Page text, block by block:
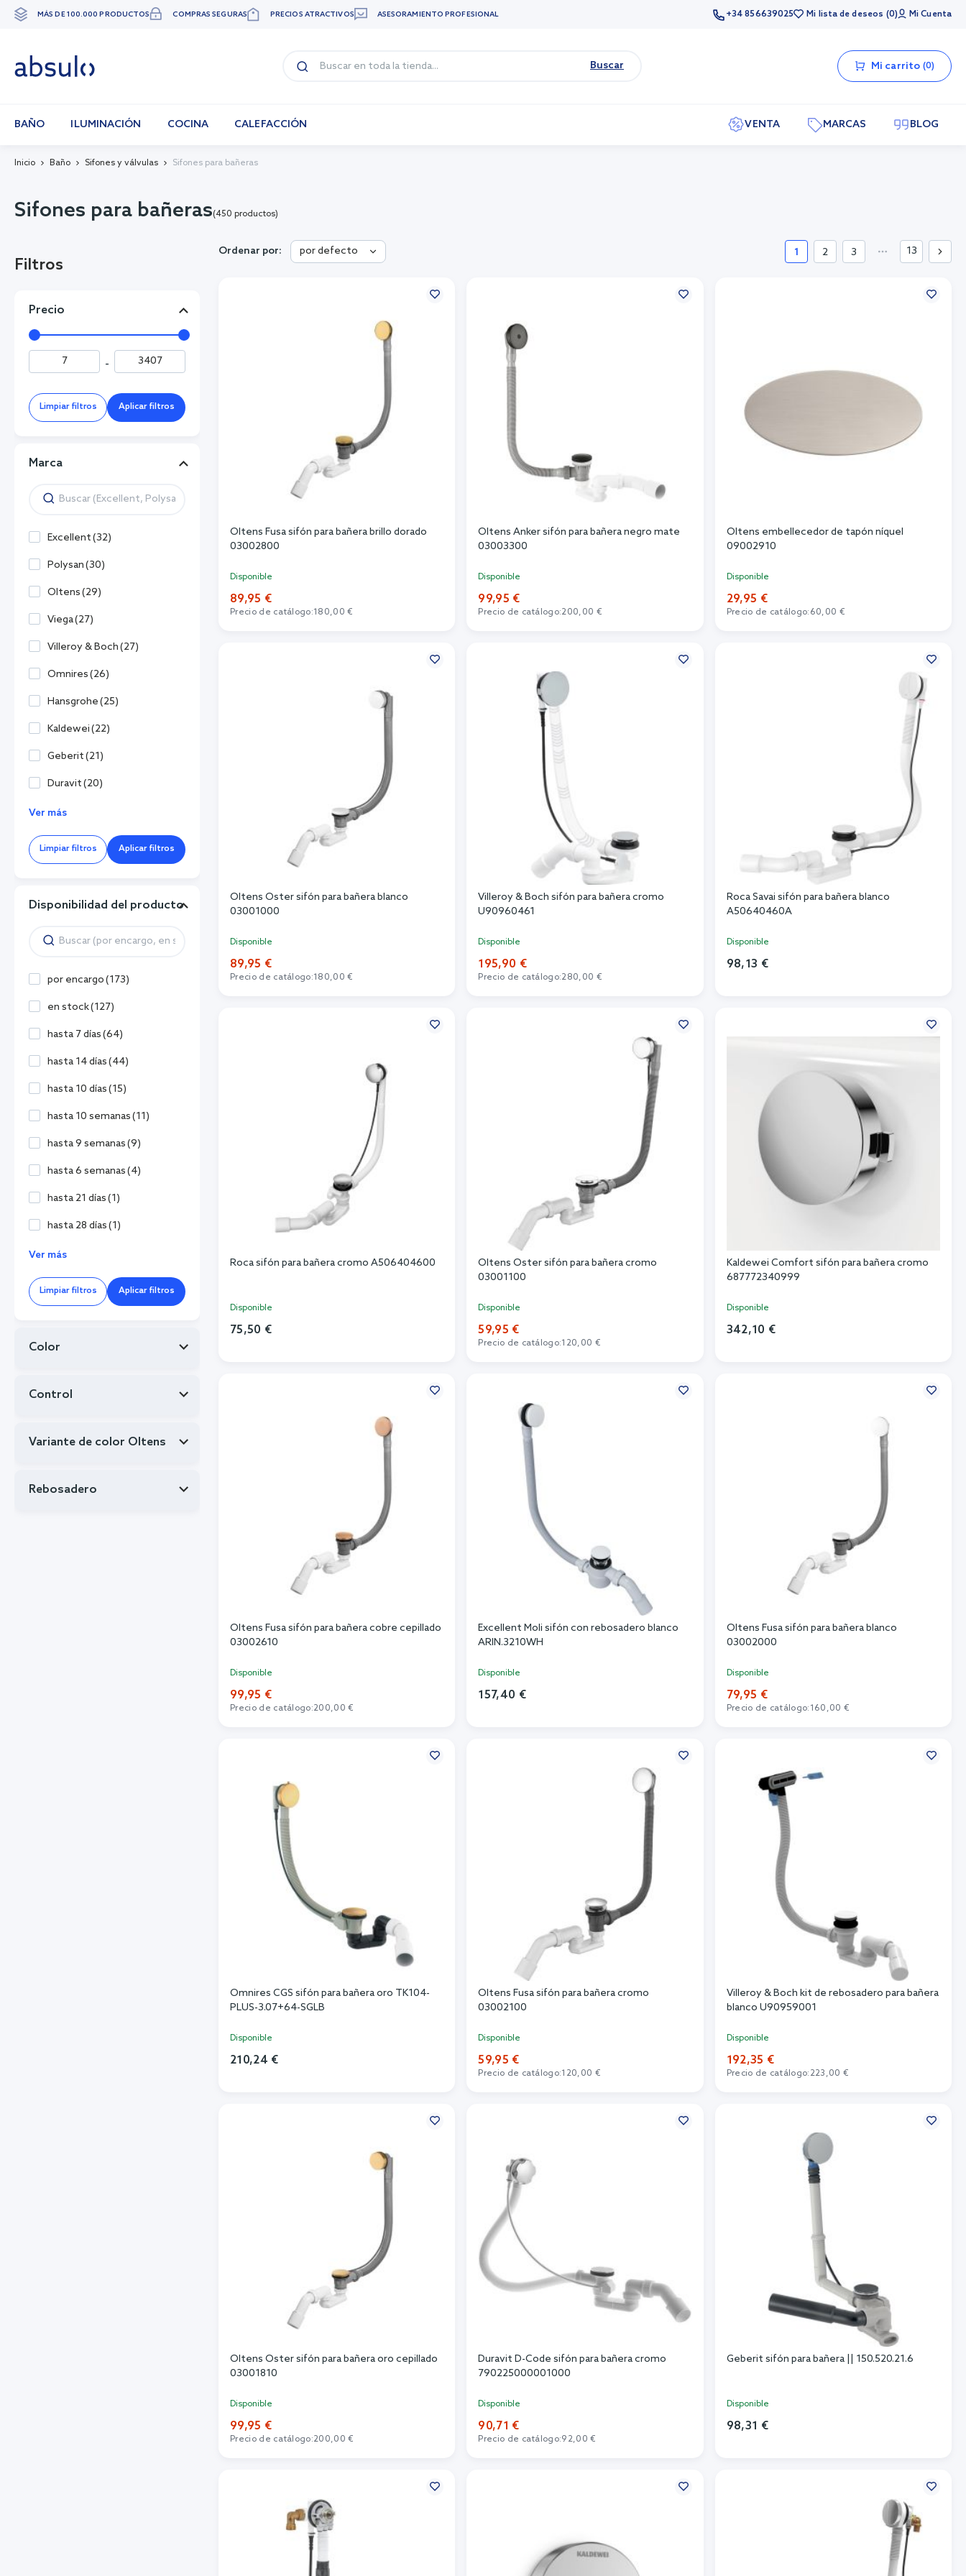
Ir
MÁS DE 100.000 PRODUCTOS COMPRAS SEGURAS PRECIOS ATRACTIVOS ASESORAMIENTO PROFESIONAL +34 856639025 Mi lista de deseos 0 Mi Cuenta
Buscar Mi carrito 0
BAÑO ILUMINACIÓN COCINA CALEFACCIÓN VENTA MARCAS BLOG
Inicio Baño Sifones y válvulas Sifones para bañeras
Sifones para bañeras(450 productos)
Ordenar por: por defecto 1 2 3 13
Oltens Fusa sifón para bañera brillo dorado
03002800
Disponible
89,95 €
Precio de catálogo:180,00 €
Oltens Anker sifón para bañera negro mate
03003300
Disponible
99,95 €
Precio de catálogo:200,00 €
Oltens embellecedor de tapón níquel
09002910
Disponible
29,95 €
Precio de catálogo: 60,00 €
Oltens Oster sifón para bañera blanco
03001000
Disponible
89,95 €
Precio de catálogo:180,00 €
Villeroy & Boch sifón para bañera cromo
U90960461
Disponible
195,90 €
Precio de catálogo:280,00 €
Roca Savai sifón para bañera blanco
A50640460A
Disponible
98,13 €
Roca sifón para bañera cromo A506404600
Disponible
75,50 €
Oltens Oster sifón para bañera cromo
03001100
Disponible
59,95 €
Precio de catálogo:120,00 €
Kaldewei Comfort sifón para bañera cromo
687772340999
Disponible
342,10 €
Oltens Fusa sifón para bañera cobre cepillado
03002610
Disponible
99,95 €
Precio de catálogo:200,00 €
Excellent Moli sifón con rebosadero blanco
ARIN.3210WH
Disponible
157,40 €
Oltens Fusa sifón para bañera blanco
03002000
Disponible
79,95 €
Precio de catálogo: 160,00 €
Omnires CGS sifón para bañera oro TK104-
PLUS-3.07+64-SGLB
Disponible
210,24 €
Oltens Fusa sifón para bañera cromo
03002100
Disponible
59,95 €
Precio de catálogo:120,00 €
Villeroy & Boch kit de rebosadero para bañera
blanco U90959001
Disponible
192,35 €
Precio de catálogo: 223,00 €
Oltens Oster sifón para bañera oro cepillado
03001810
Disponible
99,95 €
Precio de catálogo:200,00 €
Duravit D-Code sifón para bañera cromo
790225000001000
Disponible
90,71 €
Precio de catálogo:92,00 €
Geberit sifón para bañera || 150.520.21.6
Disponible
98,31 €
Filtros
Precio
-
Limpiar filtros Aplicar filtros
Marca
Excellent(32)
Polysan(30)
Oltens(29)
Viega(27)
Villeroy & Boch(27)
Omnires(26)
Hansgrohe(25)
Kaldewei(22)
Geberit(21)
Duravit(20)
Ver más
Limpiar filtros Aplicar filtros
Disponibilidad del producto
por encargo(173)
en stock(127)
hasta 7 días(64)
hasta 14 días(44)
hasta 10 días(15)
hasta 10 semanas(11)
hasta 9 semanas(9)
hasta 6 semanas(4)
hasta 21 días(1)
hasta 28 días(1)
Ver más
Limpiar filtros Aplicar filtros
Color
Control
Variante de color Oltens
Rebosadero